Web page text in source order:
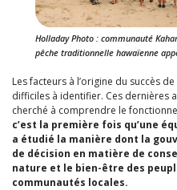
Holladay Photo : communauté
pêche traditionnelle hawaïenne
Les facteurs à l’origine du succès
difficiles à identifier. Ces dernières
cherché à comprendre le
c’est la première fois qu’une
a étudié la manière dont la
de décision en matière de
nature et le bien-être des
communautés locales.